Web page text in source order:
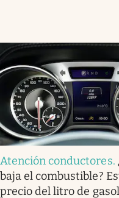
Atención conductores.
baja el combustible?
precio del litro de